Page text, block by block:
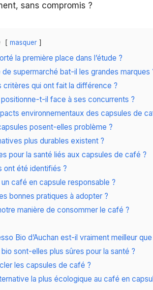
sans compromis ?
masquer
la première place dans l’étude ?
supermarché bat-il les grandes marques
critères qui ont fait la différence ?
t-il face à ses concurrents ?
environnementaux des capsules de
posent-elles problème ?
plus durables existent ?
pour la santé liés aux capsules de café ?
ont été identifiés ?
café en capsule responsable ?
bonnes pratiques à adopter ?
manière de consommer le café ?
Bio d’Auchan est-il vraiment meilleur
sont-elles plus sûres pour la santé ?
les capsules de café ?
la plus écologique au café en